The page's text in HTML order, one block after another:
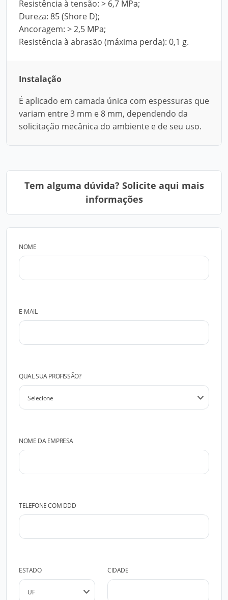
Resistência à tensão: > 6,7 MPa;
Dureza: 85 (Shore D);
Ancoragem: > 2,5 MPa;
Resistência à abrasão (máxima perda): 0,1 g.
Instalação
É aplicado em camada única com espessuras que
variam entre 3 mm e 8 mm, dependendo da
solicitação mecânica do ambiente e de seu uso.
Tem alguma dúvida? Solicite aqui mais
informações
NOME
E-MAIL
QUAL SUA PROFISSÃO?
NOME DA EMPRESA
TELEFONE COM DDD
ESTADO CIDADE